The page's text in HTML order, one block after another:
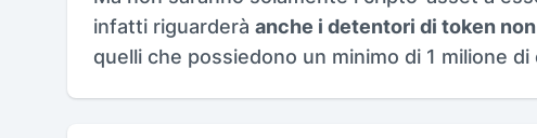
infatti riguarderà anche i detentori di token
quelli che possiedono un minimo di 1 milione di